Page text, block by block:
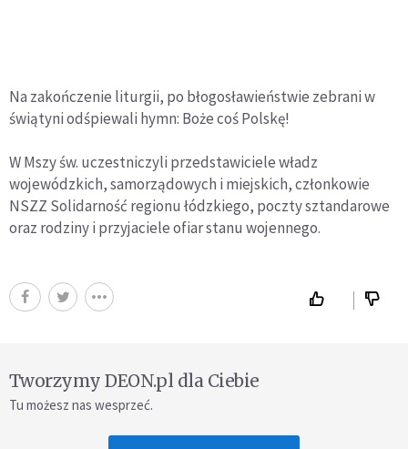
Na zakończenie liturgii, po błogosławieństwie zebrani w
świątyni odśpiewali hymn: Boże coś Polskę!
W Mszy św. uczestniczyli przedstawiciele władz
wojewódzkich, samorządowych i miejskich, członkowie
NSZZ Solidarność regionu łódzkiego, poczty sztandarowe
oraz rodziny i przyjaciele ofiar stanu wojennego.
Tworzymy DEON.pl dla Ciebie
Tu możesz nas wesprzeć.